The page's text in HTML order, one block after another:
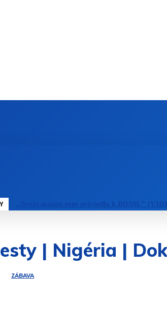
„Svoju mamu som priviedla k BDSM.”
| Nigéria |
ZÁBAVA